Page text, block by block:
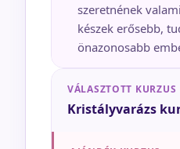
szeretnének
készek erősebb,
önazonosabb
VÁLASZTOTT KURZUS
Kristályvarázs